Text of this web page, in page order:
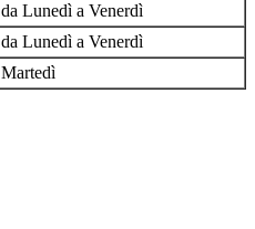
da Lunedì a Venerdì
da Lunedì a Venerdì
Martedì